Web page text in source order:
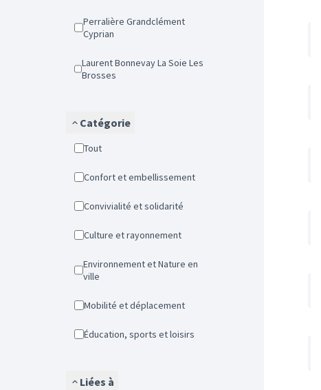
Perralière Grandclément
Cyprian
Laurent Bonnevay La Soie Les
Brosses
Catégorie
Tout
Confort et embellissement
Convivialité et solidarité
Culture et rayonnement
Environnement et Nature en
ville
Mobilité et déplacement
Éducation, sports et loisirs
Liées à